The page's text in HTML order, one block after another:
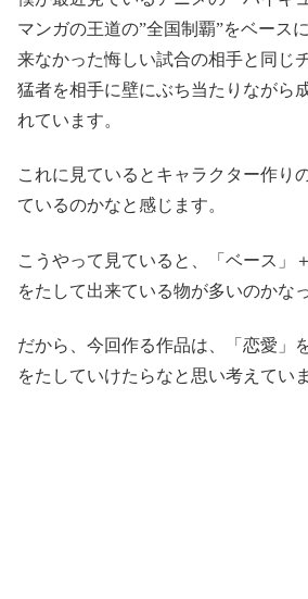
マンガの王道の”全国制覇”をベース
来なかった悔しい試合の相手と同じ
猛者を相手に壁にぶち当たりながら
れています。
これに見ているとキャラクター作り
ているのかなと感じます。
こうやって見ていると、「ベース」
をたして出来ている物が多いのかな
だから、今回作る作品は、「恋愛」
をたしていけたらなと思い考えていま